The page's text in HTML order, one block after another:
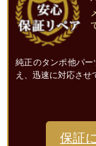
純正のタンポ他パ
え、迅速に対応させ
保証